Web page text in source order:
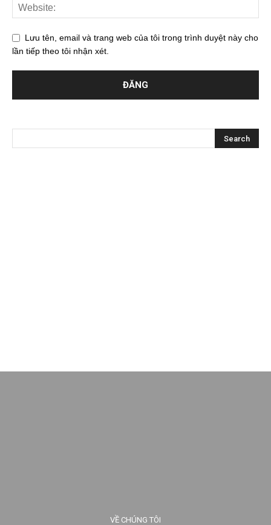
Lưu tên, email và trang web của tôi trong trình duyệt này cho
lần tiếp theo tôi nhận xét.
VỀ CHÚNG TÔI